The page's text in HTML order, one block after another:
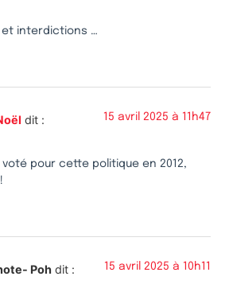
et interdictions …
dit : 15 avril 2025 à 11h47
pour cette politique en 2012,
Poh dit : 15 avril 2025 à 10h11